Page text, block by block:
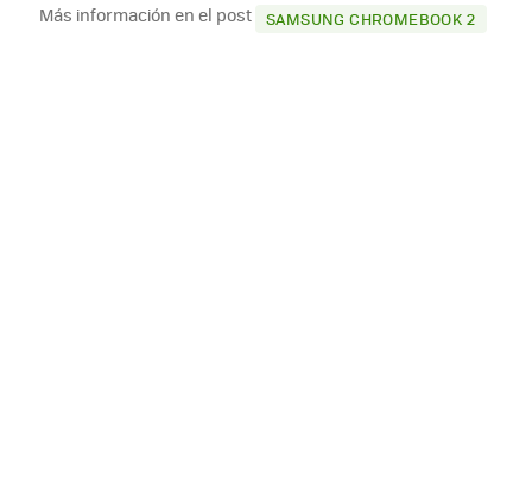
Más información en el post SAMSUNG CHROMEBOOK 2